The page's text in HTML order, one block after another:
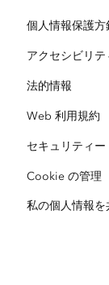
Esri ストア
ArcNews
ArcWatch
Esri ビデオ
オープンビジョン
企業行動規範
サイトマップ
自然保護
教育機関
人種的平等
個人情報保護方
アクセシビリテ
法的情報
Web 利用規約
セキュリティー
Cookie の管理
私の個人情報